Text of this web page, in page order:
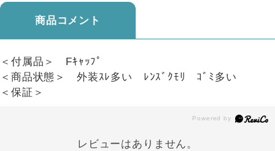
商品コメント
＜付属品＞ Fｷｬｯﾌﾟ
＜商品状態＞ 外装ｽﾚ多い ﾚﾝｽﾞｸﾓﾘ ｺﾞﾐ多い
＜保証＞
レビューはありません。